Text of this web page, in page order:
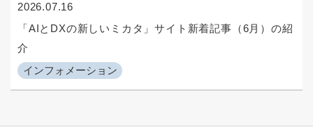
2026.07.16
インフォメーション
「AIとDXの新しいミカタ」サイト新着記事（6月）の紹
介